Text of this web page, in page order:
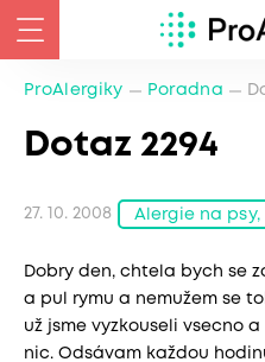
ProAlergiky Poradna
Dotaz 2294
27. 10. 2008 Alergie na
Dobry den, chtela bych se
a pul rymu a nemužem se
už jsme vyzkouseli vsecno
nic. Odsávam každou